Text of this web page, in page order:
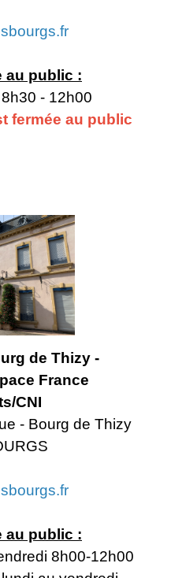
au public :
- 12h00
fermée au public
de Thizy -
France
CNI
- Bourg de Thizy
au public :
8h00-12h00